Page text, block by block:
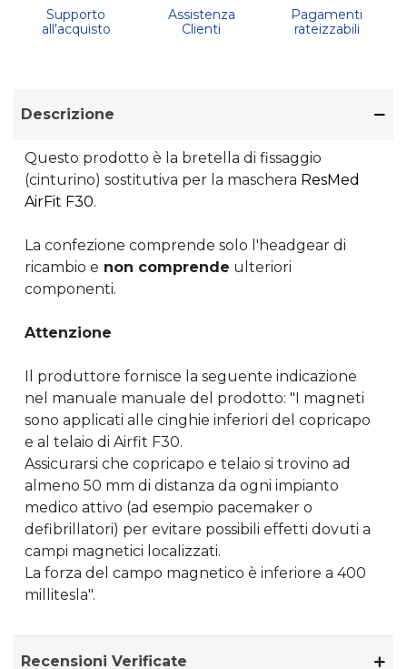
Supporto
all'acquisto
Assistenza
Clienti
Pagamenti
rateizzabili
Descrizione
Questo prodotto è la bretella di fissaggio
(cinturino) sostitutiva per la maschera ResMed
AirFit F30.
La confezione comprende solo l'headgear di
ricambio e non comprende ulteriori
componenti.
Attenzione
Il produttore fornisce la seguente indicazione
nel manuale manuale del prodotto: "I magneti
sono applicati alle cinghie inferiori del copricapo
e al telaio di Airfit F30.
Assicurarsi che copricapo e telaio si trovino ad
almeno 50 mm di distanza da ogni impianto
medico attivo (ad esempio pacemaker o
defibrillatori) per evitare possibili effetti dovuti a
campi magnetici localizzati.
La forza del campo magnetico è inferiore a 400
millitesla".
Recensioni Verificate